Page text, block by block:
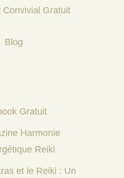
Convivial Gratuit
Blog
Gratuit
Harmonie
Reiki
et le Reiki : Un